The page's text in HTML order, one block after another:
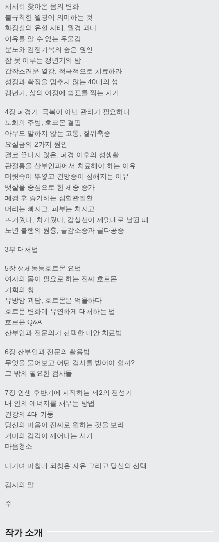
서서히 찾아온 몸의 변화
불규칙한 월경이 의미하는 것
화장실의 유혈 사태, 월경 과다
이유를 알 수 없는 우울감
분노와 감정기복의 숨은 원인
잠 못 이루는 갱년기의 밤
갑작스러운 열감, 적극적으로 치료하라
성장과 확장을 멈추지 않는 40대의 성
갱년기, 삶의 여정에 쉼표를 찍는 시기
4장 폐경기: 극복이 아닌 관리가 필요하다
노화의 주범, 호르몬 결핍
아무도 말하지 않는 고통, 질위축증
요실금의 2가지 원인
결코 끝나지 않은, 폐경 이후의 성생활
관절통을 산부인과에서 치료해야 하는 이유
머릿속이 뿌옇고 건망증이 심해지는 이유
뱃살을 중심으로 한 체중 증가
폐경 후 증가하는 심혈관질환
머리는 빠지고, 피부는 처지고
뜨거웠다, 차가웠다, 갑상선이 제멋대로 날뛸 때
노년 불행의 원흉, 골감소증과 골다공증
3부 대처법
5장 생체동등호르몬 요법
여자의 몸이 필요로 하는 진짜 호르몬
기회의 창
유방암 괴담, 호르몬은 억울하다
호르몬 변화에 유연하게 대처하는 법
호르몬 Q&A
산부인과 전문의가 선택한 대안 치료법
6장 산부인과 전문의 활용법
무엇을 물어보고 어떤 검사를 받아야 할까?
그 밖의 필요한 검사들
7장 인생 후반기에 시작하는 제2의 전성기
내 안의 에너지를 채우는 방법
건강의 4대 기둥
당신의 마음이 진짜로 원하는 것을 보라
거미의 감각이 깨어나는 시기
마음청소
나가며 마침내 되찾은 자유 그리고 당신의 선택
감사의 말
주
작가 소개